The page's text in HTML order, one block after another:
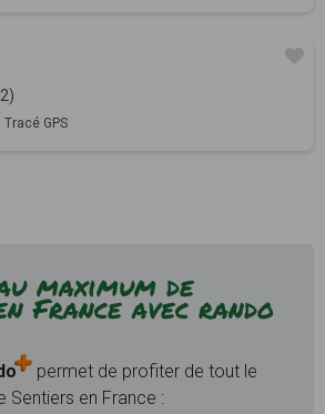
Tracé GPS
maximum de
France avec rando
permet de profiter de tout le
Sentiers en France :